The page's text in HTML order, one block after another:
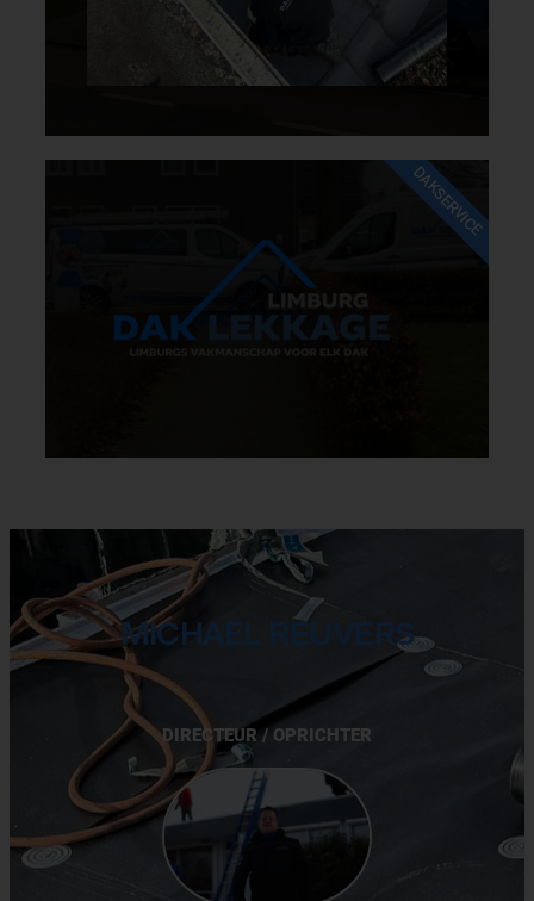
DAKSERVICE
MICHAEL REUVERS
DIRECTEUR / OPRICHTER